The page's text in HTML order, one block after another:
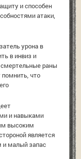
и способен
атаки,
урона в
в инвиз и
раны
что
и навыками
высоким
является
и малый запас